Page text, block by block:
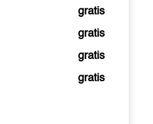
gratis
gratis
gratis
gratis